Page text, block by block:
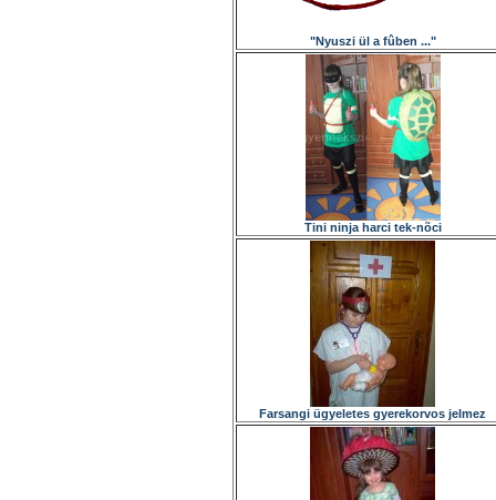
"Nyuszi ül a fûben ..."
Tini ninja harci tek-nõci
Farsangi ügyeletes gyerekorvos jelmez